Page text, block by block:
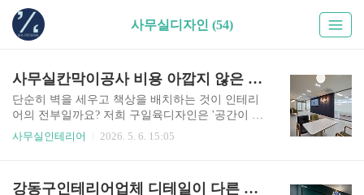
사무실디자인 (54)
사무실칸막이공사 비용 아깝지 않은 통유리 섹션 분리 및 우드 톤 라운지 설계 사례
단순히 벽을 세우고 책상을 배치하는 것이 인테리
어의 전부일까요? 저희 구일육디자인은 '공간이 사
람의 태도를 만든다'고 믿습니다. 매일 아침 출근하
이공사 사례는 기능적인 분절을 넘어, 기업의 문화
사무실인테리어 2026. 5. 6. 15:05
강동구인테리어업체 디테일이 다른 현장, 독보적 무드의 오피스 시공기